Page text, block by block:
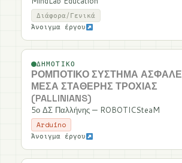
Διάφορα/Γενικά
Άνοιγμα έργου
ΔΗΜΟΤΙΚΌ
ΡΟΜΠΟΤΙΚΌ ΣΎΣΤΗΜΑ
ΜΈΣΑ ΣΤΑΘΕΡΉΣ ΤΡΟΧΙΆΣ
(PALLINIANS)
5ο ΔΣ Παλλήνης — ROBOTICSteaM
Arduino
Άνοιγμα έργου